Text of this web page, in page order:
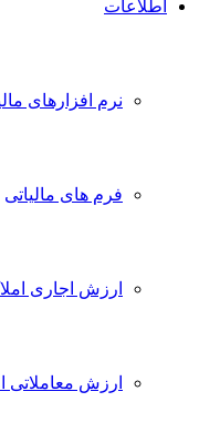
اطلاعات
نرم افزارهای
فرم های مالیاتی
ارزش اجاری
ارزش معاملاتی